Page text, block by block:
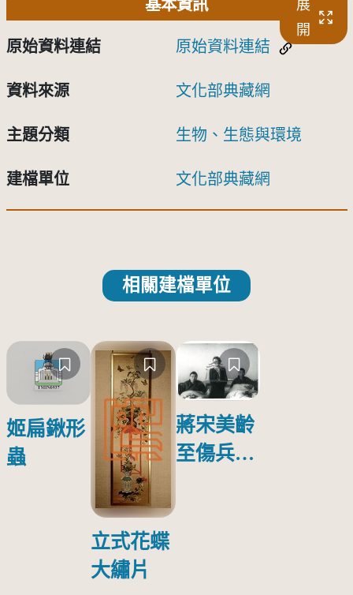
基本資訊
展
開
原始資料連結 原始資料連結
資料來源 文化部典藏網
主題分類 生物、生態與環境
建檔單位 文化部典藏網
相關建檔單位
姬扁鍬形
蟲
立式花蝶
大繡片
蔣宋美齡
至傷兵醫
傷日本戰